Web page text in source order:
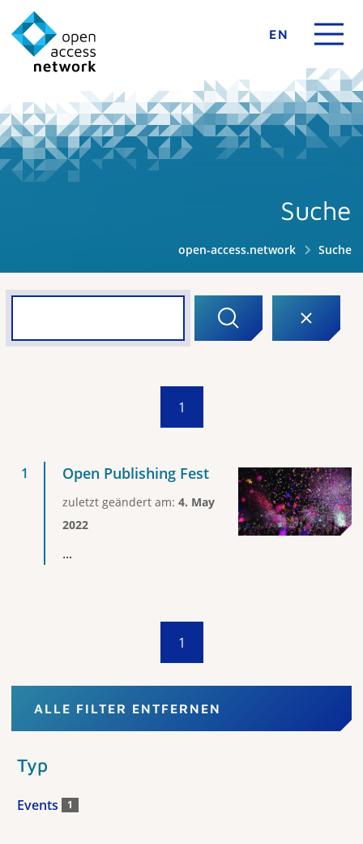
EN
Suche
open-access.network Suche
1
Open Publishing Fest
zuletzt geändert am: 4. May
2022
...
1
ALLE FILTER ENTFERNEN
Typ
Events 1